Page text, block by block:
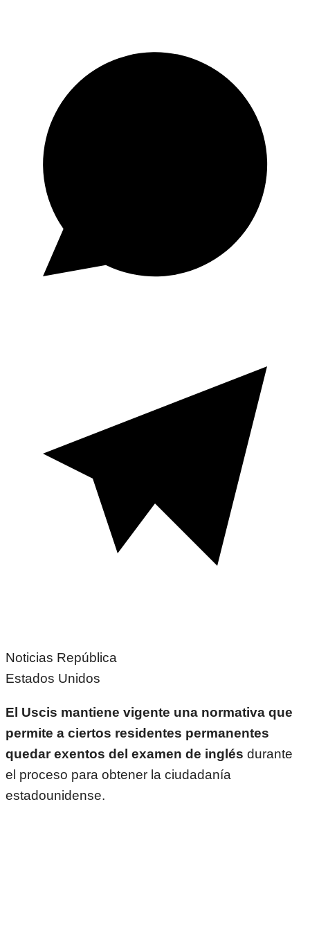
Noticias República
Estados Unidos
El Uscis mantiene vigente una normativa que
permite a ciertos residentes permanentes
quedar exentos del examen de inglés durante
el proceso para obtener la ciudadanía
estadounidense.